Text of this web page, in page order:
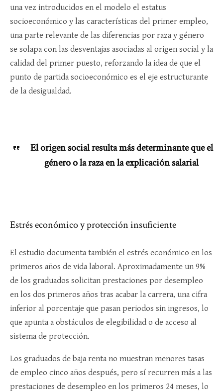
una vez introducidos en el modelo el estatus
socioeconómico y las características del primer empleo,
una parte relevante de las diferencias por raza y género
se solapa con las desventajas asociadas al origen social y la
calidad del primer puesto, reforzando la idea de que el
punto de partida socioeconómico es el eje estructurante
de la desigualdad.​
El origen social resulta más determinante que el
género o la raza en la explicación salarial
Estrés económico y protección insuficiente
El estudio documenta también el estrés económico en los
primeros años de vida laboral. Aproximadamente un 9%
de los graduados solicitan prestaciones por desempleo
en los dos primeros años tras acabar la carrera, una cifra
inferior al porcentaje que pasan periodos sin ingresos, lo
que apunta a obstáculos de elegibilidad o de acceso al
sistema de protección​.
Los graduados de baja renta no muestran menores tasas
de empleo cinco años después, pero sí recurren más a las
prestaciones de desempleo en los primeros 24 meses, lo